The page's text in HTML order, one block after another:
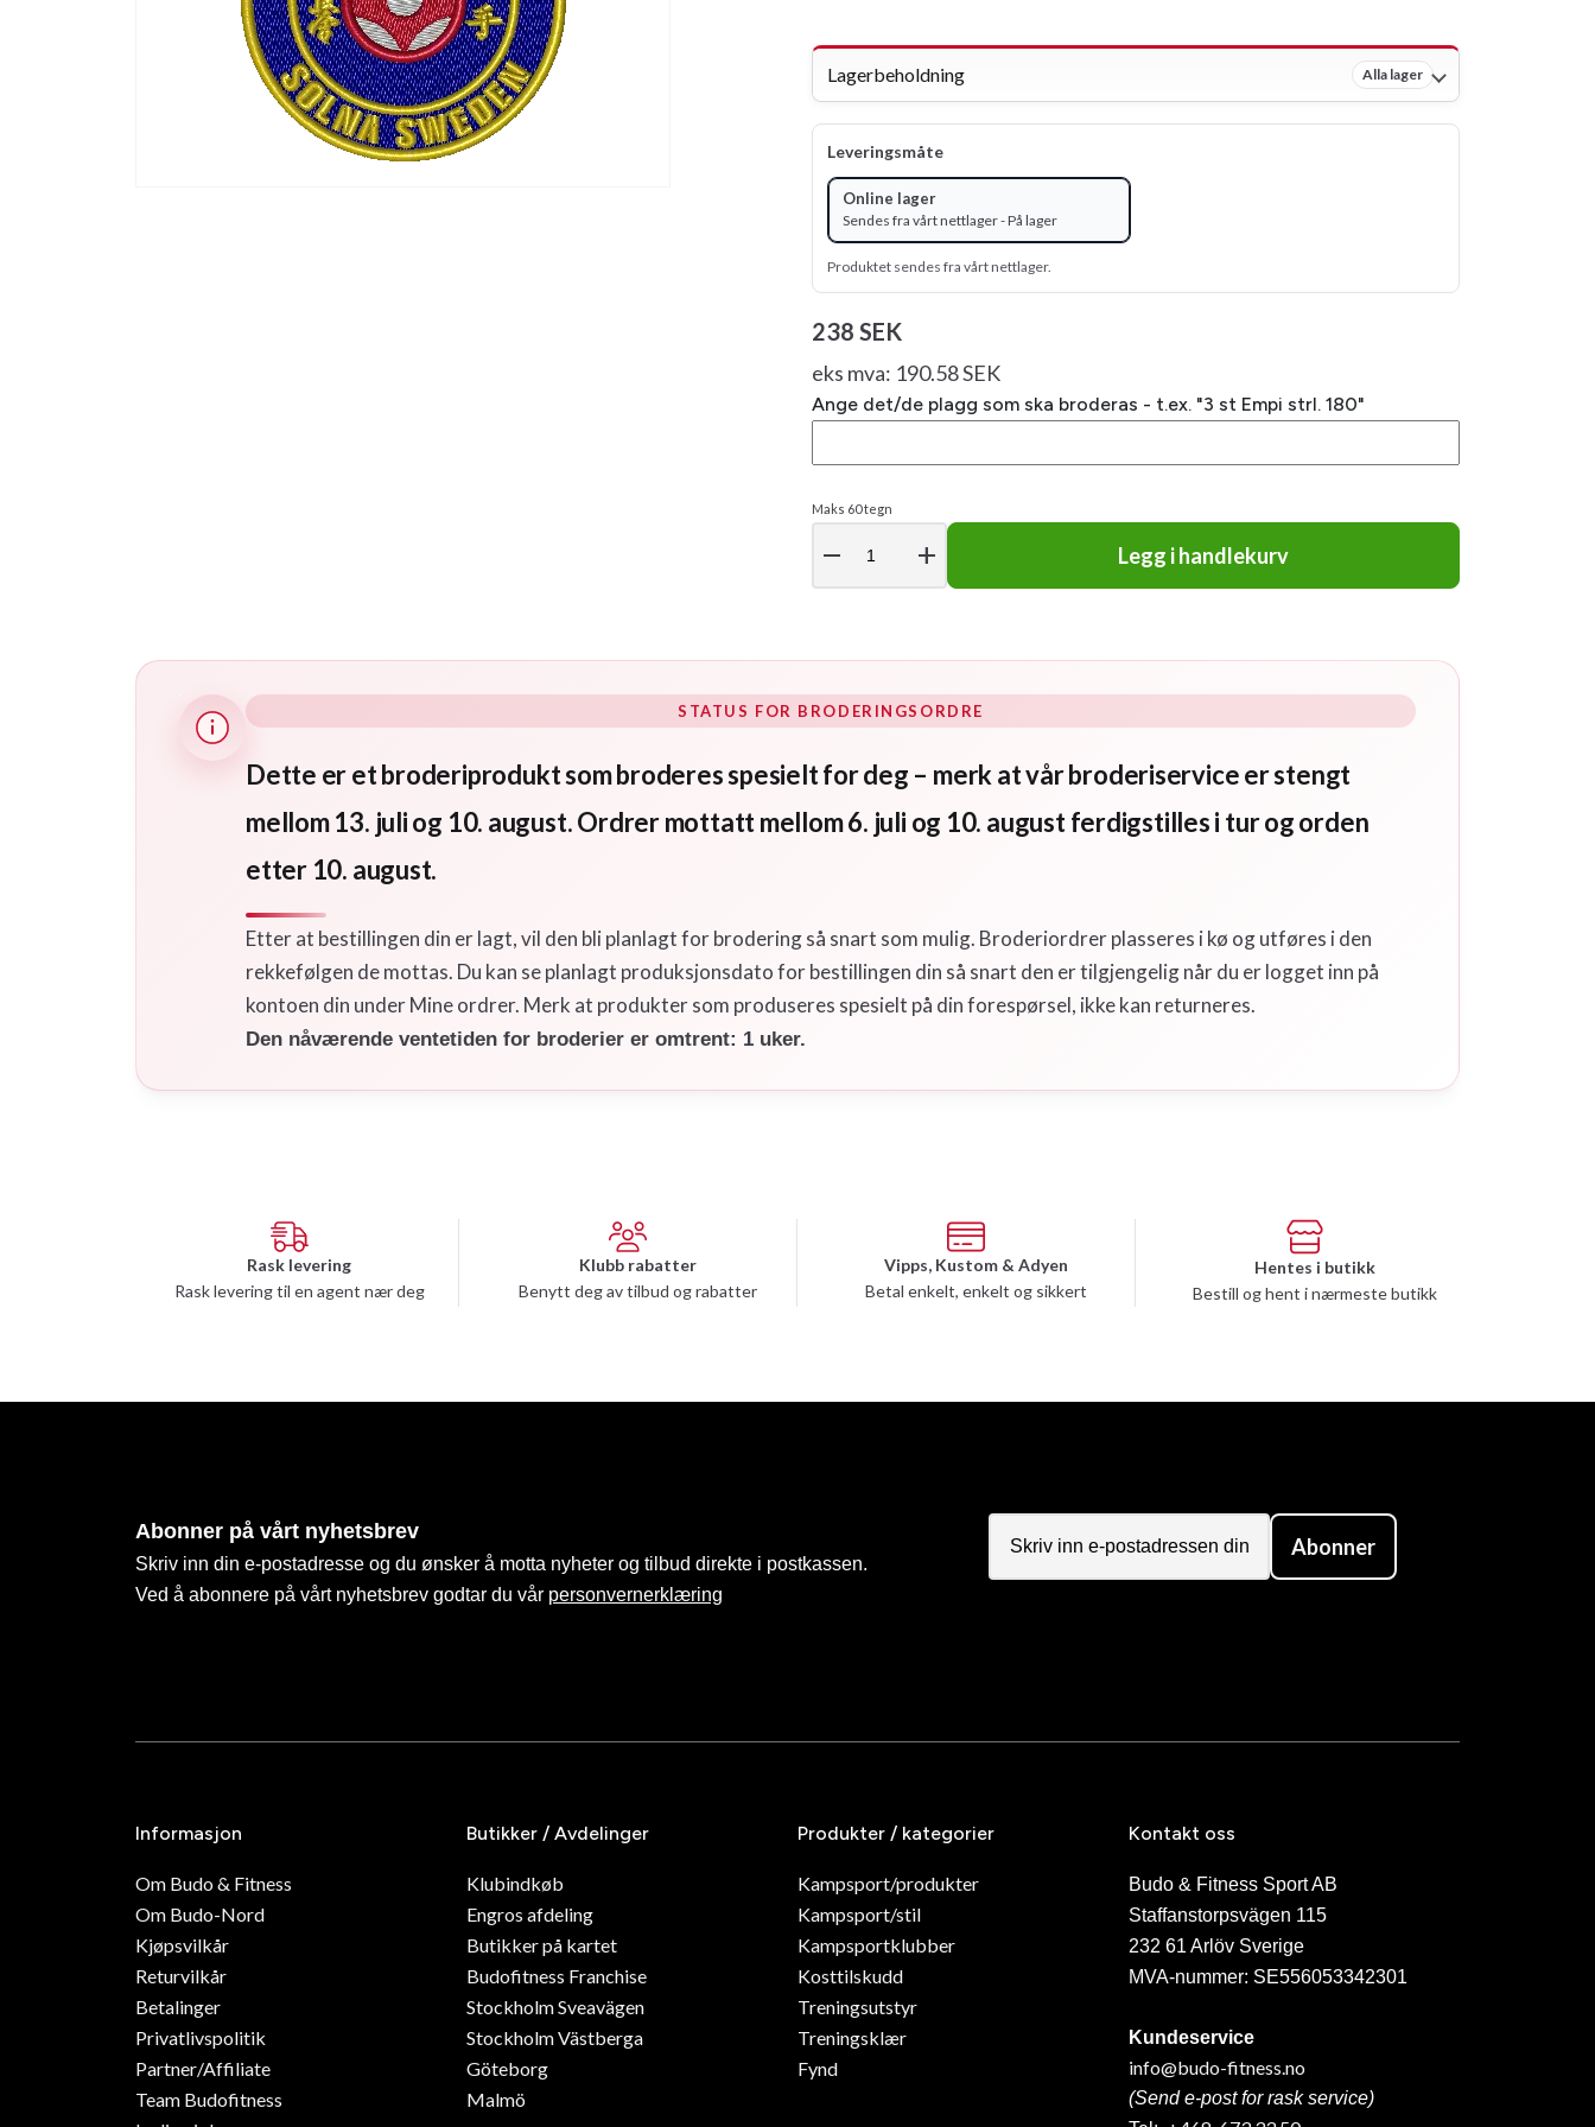
Lagerbeholdning Alla lager
Leveringsmåte
Online lager
Sendes fra vårt nettlager - På lager
Produktet sendes fra vårt nettlager.
238 SEK
eks mva: 190.58 SEK
Ange det/de plagg som ska broderas - t.ex. "3 st Empi strl. 180"
Maks 60 tegn
remove add Legg i handlekurv
STATUS FOR BRODERINGSORDRE
Dette er et broderiprodukt som broderes spesielt for deg – merk at vår broderiservice er stengt
mellom 13. juli og 10. august. Ordrer mottatt mellom 6. juli og 10. august ferdigstilles i tur og orden
etter 10. august.
Etter at bestillingen din er lagt, vil den bli planlagt for brodering så snart som mulig. Broderiordrer plasseres i kø og utføres i den
rekkefølgen de mottas. Du kan se planlagt produksjonsdato for bestillingen din så snart den er tilgjengelig når du er logget inn på
kontoen din under Mine ordrer. Merk at produkter som produseres spesielt på din forespørsel, ikke kan returneres.
Den nåværende ventetiden for broderier er omtrent: 1 uker.
Rask levering
Rask levering til en agent nær deg
Klubb rabatter
Benytt deg av tilbud og rabatter
Vipps, Kustom & Adyen
Betal enkelt, enkelt og sikkert
Hentes i butikk
Bestill og hent i nærmeste butikk
Abonner på vårt nyhetsbrev
Skriv inn din e-postadresse og du ønsker å motta nyheter og tilbud direkte i postkassen.
Ved å abonnere på vårt nyhetsbrev godtar du vår personvernerklæring
Abonner
Informasjon
Om Budo & Fitness
Om Budo-Nord
Kjøpsvilkår
Returvilkår
Betalinger
Privatlivspolitik
Partner/Affiliate
Team Budofitness
Butikker / Avdelinger
Klubindkøb
Engros afdeling
Butikker på kartet
Budofitness Franchise
Stockholm Sveavägen
Stockholm Västberga
Göteborg
Malmö
Produkter / kategorier
Kampsport/produkter
Kampsport/stil
Kampsportklubber
Kosttilskudd
Treningsutstyr
Treningsklær
Fynd
Kontakt oss
Budo & Fitness Sport AB
Staffanstorpsvägen 115
232 61 Arlöv Sverige
MVA-nummer: SE556053342301
Kundeservice
info@budo-fitness.no
(Send e-post for rask service)